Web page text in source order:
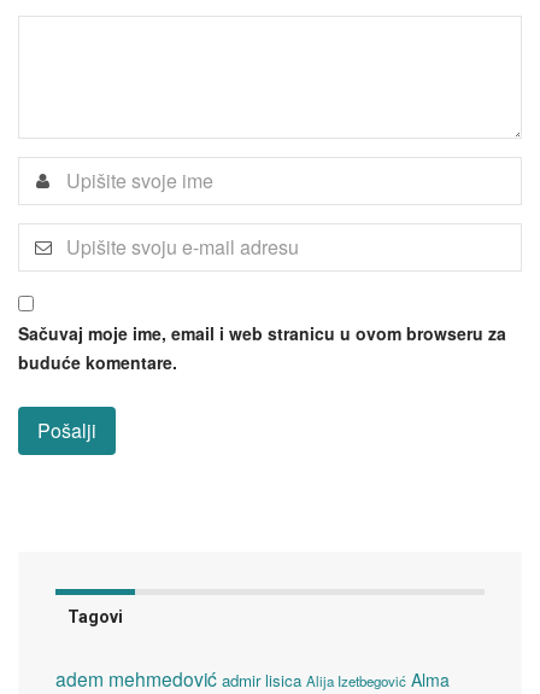
Sačuvaj moje ime, email i web stranicu u ovom browseru za
buduće komentare.
Tagovi
adem mehmedović admir lisica Alija Izetbegović Alma